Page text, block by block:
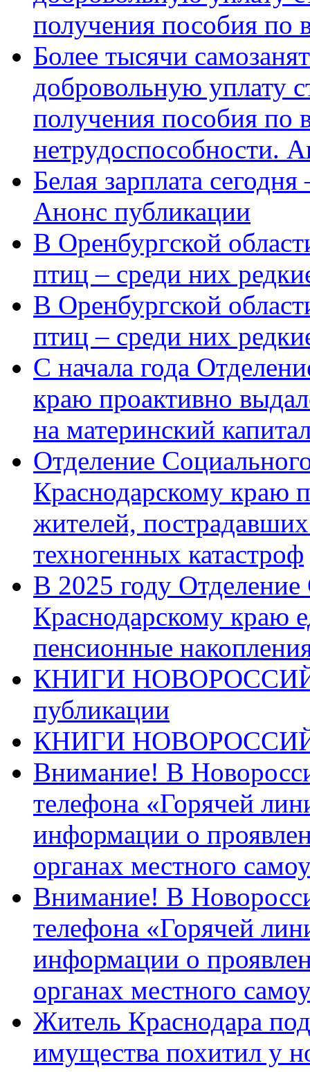
получения пособия по
Более тысячи
добровольную уплату
получения пособия по
нетрудоспособности.
Белая зарплата
Анонс публикации
В Оренбургской
птиц – среди них
В Оренбургской
птиц – среди них
С начала года
краю проактивно
на материнский
Отделение
Краснодарскому краю
жителей,
техногенных катастроф
В 2025 году
Краснодарскому краю
пенсионные
КНИГИ
публикации
КНИГИ
Внимание! В
телефона «Горячей
информации о
органах местного
Внимание! В
телефона «Горячей
информации о
органах местного
Житель Краснодара
имущества похитил у